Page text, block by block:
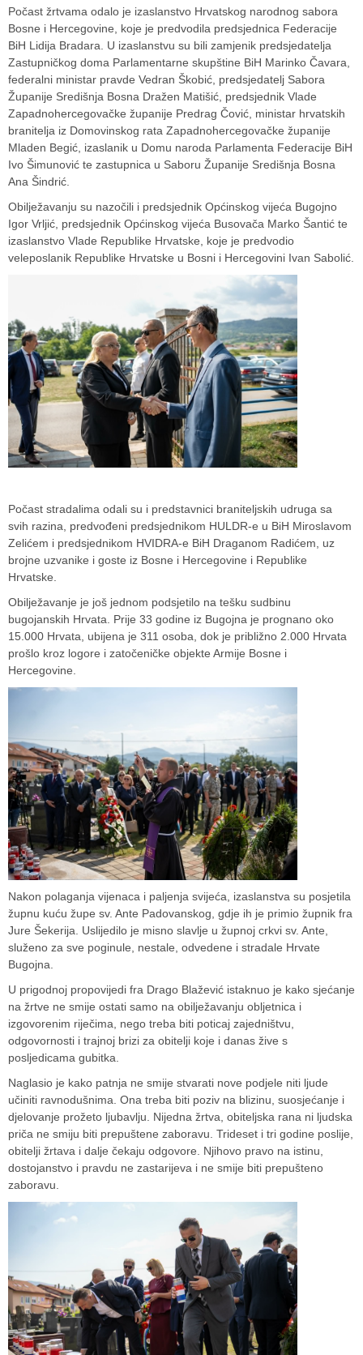
Počast žrtvama odalo je izaslanstvo Hrvatskog narodnog sabora
Bosne i Hercegovine, koje je predvodila predsjednica Federacije
BiH Lidija Bradara. U izaslanstvu su bili zamjenik predsjedatelja
Zastupničkog doma Parlamentarne skupštine BiH Marinko Čavara,
federalni ministar pravde Vedran Škobić, predsjedatelj Sabora
Županije Središnja Bosna Dražen Matišić, predsjednik Vlade
Zapadnohercegovačke županije Predrag Čović, ministar hrvatskih
branitelja iz Domovinskog rata Zapadnohercegovačke županije
Mladen Begić, izaslanik u Domu naroda Parlamenta Federacije BiH
Ivo Šimunović te zastupnica u Saboru Županije Središnja Bosna
Ana Šindrić.
Obilježavanju su nazočili i predsjednik Općinskog vijeća Bugojno
Igor Vrljić, predsjednik Općinskog vijeća Busovača Marko Šantić te
izaslanstvo Vlade Republike Hrvatske, koje je predvodio
veleposlanik Republike Hrvatske u Bosni i Hercegovini Ivan Sabolić.
Počast stradalima odali su i predstavnici braniteljskih udruga sa
svih razina, predvođeni predsjednikom HULDR-e u BiH Miroslavom
Zelićem i predsjednikom HVIDRA-e BiH Draganom Radićem, uz
brojne uzvanike i goste iz Bosne i Hercegovine i Republike
Hrvatske.
Obilježavanje je još jednom podsjetilo na tešku sudbinu
bugojanskih Hrvata. Prije 33 godine iz Bugojna je prognano oko
15.000 Hrvata, ubijena je 311 osoba, dok je približno 2.000 Hrvata
prošlo kroz logore i zatočeničke objekte Armije Bosne i
Hercegovine.
Nakon polaganja vijenaca i paljenja svijeća, izaslanstva su posjetila
župnu kuću župe sv. Ante Padovanskog, gdje ih je primio župnik fra
Jure Šekerija. Uslijedilo je misno slavlje u župnoj crkvi sv. Ante,
služeno za sve poginule, nestale, odvedene i stradale Hrvate
Bugojna.
U prigodnoj propovijedi fra Drago Blažević istaknuo je kako sjećanje
na žrtve ne smije ostati samo na obilježavanju obljetnica i
izgovorenim riječima, nego treba biti poticaj zajedništvu,
odgovornosti i trajnoj brizi za obitelji koje i danas žive s
posljedicama gubitka.
Naglasio je kako patnja ne smije stvarati nove podjele niti ljude
učiniti ravnodušnima. Ona treba biti poziv na blizinu, suosjećanje i
djelovanje prožeto ljubavlju. Nijedna žrtva, obiteljska rana ni ljudska
priča ne smiju biti prepuštene zaboravu. Trideset i tri godine poslije,
obitelji žrtava i dalje čekaju odgovore. Njihovo pravo na istinu,
dostojanstvo i pravdu ne zastarijeva i ne smije biti prepušteno
zaboravu.